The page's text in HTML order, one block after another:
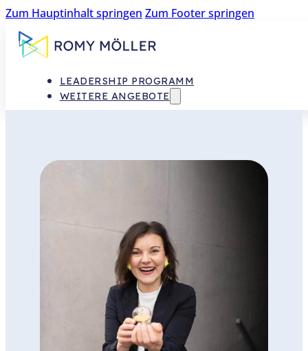
Zum Hauptinhalt springen Zum Footer springen
LEADERSHIP PROGRAMM
WEITERE ANGEBOTE
0 € IMPULSE FÜR DICH
LEITFADEN „SCHWIERIGE
GESPRÄCHE SOUVERÄN FÜHREN“
MAGAZIN „NEW WORK IN
SCHULE“
MAGAZIN „NEW WORK IN
UNTERNEHMEN“
DEIN MEETINGGUIDE
ÜBER MICH